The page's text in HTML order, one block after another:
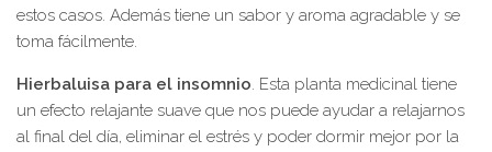
estos casos. Además tiene un sabor y aroma agradable y se
toma fácilmente.
Hierbaluisa para el insomnio. Esta planta medicinal tiene
un efecto relajante suave que nos puede ayudar a relajarnos
al final del día, eliminar el estrés y poder dormir mejor por la